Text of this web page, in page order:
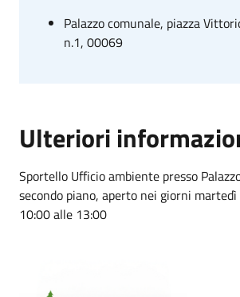
Palazzo comunale, piazza
n.1, 00069
Ulteriori
Sportello Ufficio ambiente presso
secondo piano, aperto nei giorni
10:00 alle 13:00